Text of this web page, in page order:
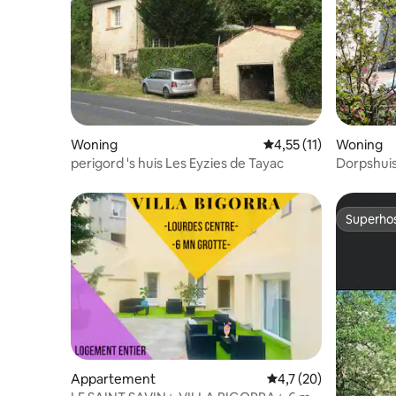
Woning Gemiddelde
4,55 (11)
perigord 's huis Les Eyzies de Tayac
Woning
Appartement Gemiddelde
4,7 (20)